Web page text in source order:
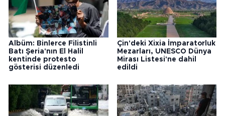
Albüm: Binlerce Filistinli
Batı Şeria'nın El Halil
kentinde protesto
gösterisi düzenledi
Çin'deki Xixia İmparatorluk
Mezarları, UNESCO Dünya
Mirası Listesi'ne dahil
edildi